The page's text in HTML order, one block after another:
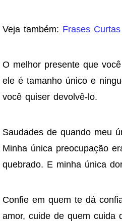
Veja também: Frases
O melhor presente que
ele é tamanho único e
você quiser devolvê-lo.
Saudades de quando meu
Minha única preocupação
quebrado. E minha única
Confie em quem te dá
amor, cuide de quem cuida